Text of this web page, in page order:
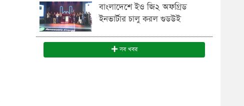
বাংলাদেশে ইও জি২ অফগ্রিড
ইনভার্টার চালু করল গুডউই
সব খবর